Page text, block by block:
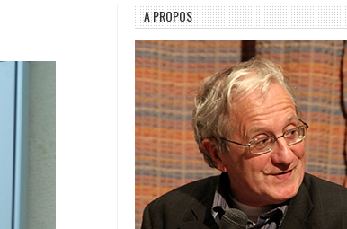
A PROPOS